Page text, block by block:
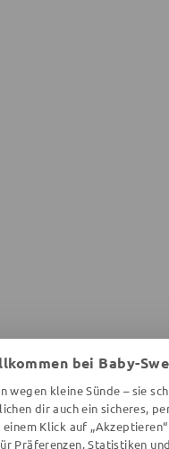
ARTIKEL DER
bei Baby-
wegen kleine Sünde – sie
dir auch ein sicheres,
Klick auf
Präferenzen, Statistiken